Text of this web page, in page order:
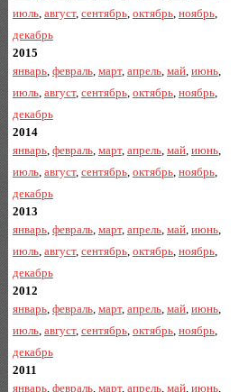
июль, август, сентябрь, октябрь, ноябрь,
декабрь
2015
январь, февраль, март, апрель, май, июнь,
июль, август, сентябрь, октябрь, ноябрь,
декабрь
2014
январь, февраль, март, апрель, май, июнь,
июль, август, сентябрь, октябрь, ноябрь,
декабрь
2013
январь, февраль, март, апрель, май, июнь,
июль, август, сентябрь, октябрь, ноябрь,
декабрь
2012
январь, февраль, март, апрель, май, июнь,
июль, август, сентябрь, октябрь, ноябрь,
декабрь
2011
январь, февраль, март, апрель, май, июнь,